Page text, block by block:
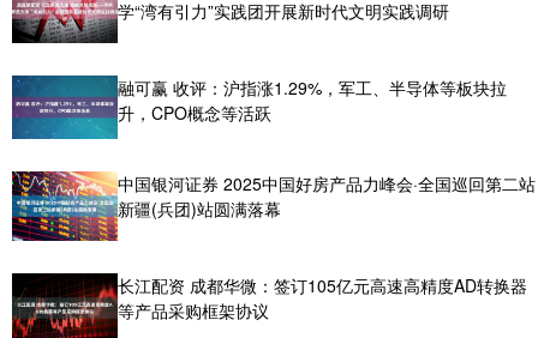
学“湾有引力”实践团开展新时代文明实践调研
融可赢 收评：沪指涨1.29%，军工、半导体等板块拉
升，CPO概念等活跃
中国银河证券 2025中国好房产品力峰会·全国巡回第二站
新疆(兵团)站圆满落幕
长江配资 成都华微：签订105亿元高速高精度AD转换器
等产品采购框架协议